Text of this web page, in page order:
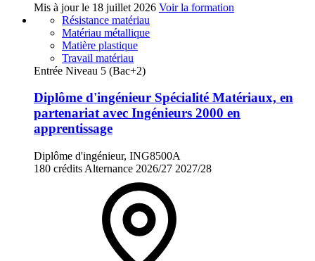
Mis à jour le 18 juillet 2026 Voir la formation
Résistance matériau
Matériau métallique
Matière plastique
Travail matériau
Entrée Niveau 5 (Bac+2)
Diplôme d'ingénieur Spécialité Matériaux, en
partenariat avec Ingénieurs 2000 en
apprentissage
Diplôme d'ingénieur, ING8500A
180 crédits Alternance 2026/27 2027/28